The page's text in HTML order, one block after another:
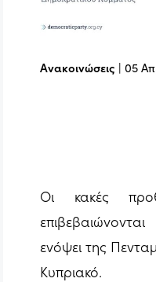
Ανακοινώσεις |05
Οι κακές
ενόψει της
Κυπριακό.